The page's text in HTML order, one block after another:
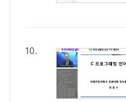
10.